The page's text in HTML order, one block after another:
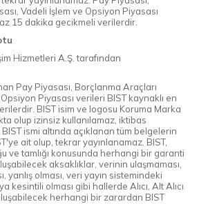
Vadeli İşlem ve Opsiyon Piyasası
15 dakika gecikmeli verilerdir.
Hizmetleri A.Ş. tarafından
Pay Piyasası, Borçlanma Araçları
Piyasası verileri BIST kaynaklı en
BIST isim ve logosu Koruma Marka
olup izinsiz kullanılamaz, iktibas
ismi altında açıklanan tüm belgelerin
ait olup, tekrar yayınlanamaz. BIST,
ve tamlığı konusunda herhangi bir garanti
aksaklıklar, verinin ulaşmaması,
yanlış olması, veri yayın sistemindeki
kesintili olması gibi hallerde Alıcı, Alt Alıcı
herhangi bir zarardan BIST